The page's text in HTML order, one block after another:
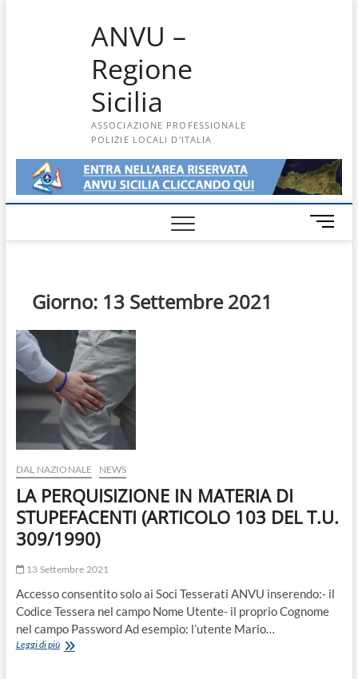
ANVU –
Regione
Sicilia
ASSOCIAZIONE PROFESSIONALE
POLIZIE LOCALI D'ITALIA
M
e
Giorno: 13 Settembre 2021
DAL NAZIONALE NEWS
LA PERQUISIZIONE IN MATERIA DI
STUPEFACENTI (ARTICOLO 103 DEL T.U.
309/1990)
13 Settembre 2021
Accesso consentito solo ai Soci Tesserati ANVU inserendo:- il
Codice Tessera nel campo Nome Utente- il proprio Cognome
nel campo Password Ad esempio: l’utente Mario…
Leggi di piùLA